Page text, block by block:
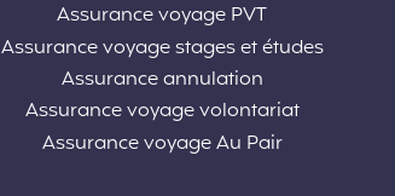
Assurance voyage PVT
Assurance voyage stages et études
Assurance annulation
Assurance voyage volontariat
Assurance voyage Au Pair